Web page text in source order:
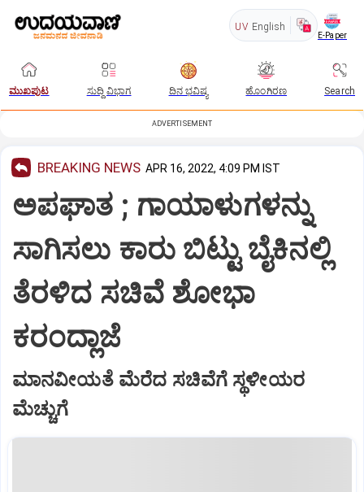
UV English
E-Paper
ಮುಖಪುಟ ಸುದ್ದಿ ವಿಭಾಗ ದಿನ ಭವಿಷ್ಯ ಹೊಂಗಿರಣ Search
ADVERTISEMENT
BREAKING NEWS APR 16, 2022, 4:09 PM IST
ಅಪಘಾತ ; ಗಾಯಾಳುಗಳನ್ನು
ಸಾಗಿಸಲು ಕಾರು ಬಿಟ್ಟು ಬೈಕಿನಲ್ಲಿ
ತೆರಳಿದ ಸಚಿವೆ ಶೋಭಾ
ಕರಂದ್ಲಾಜೆ
ಮಾನವೀಯತೆ ಮೆರೆದ ಸಚಿವೆಗೆ ಸ್ಥಳೀಯರ
ಮೆಚ್ಚುಗೆ